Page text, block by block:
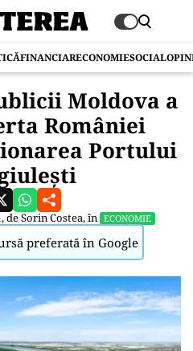
FINANCIARECONOMIESOCIAL
Moldova a
României
Portului
deSorin Costea, în ECONOMIE
preferată în Google